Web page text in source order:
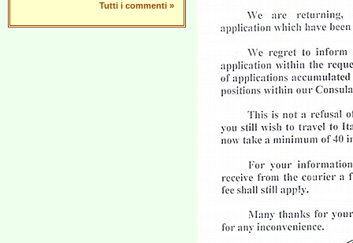
Tutti i commenti »